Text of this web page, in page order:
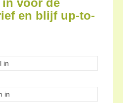
voor de
en blijf up-to-